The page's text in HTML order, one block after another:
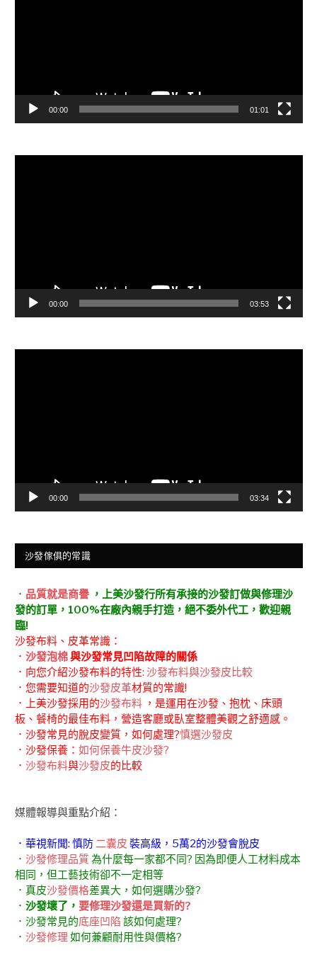
00:00 01:01
00:00 03:53
00:00 03:34
沙發傢俱的常識
． 品質就是商譽 ，上美沙發行所有承接的沙發訂做與修理沙
發的訂單，100%在廠內親手打造，絕不委外代工，歡迎親
臨!
沙發布料、皮革常識：
． 沙發泡棉與沙發常見凹陷故障的關係
．向您介紹沙發布料的特性: 沙發布料與沙發皮比較
．您需要知道的沙發皮革材質的常識!
．上美沙發採用的沙發布料 ，是運用在沙發、抱枕、床頭
板、餐椅的最佳布料，營造客廳或臥室整體美觀之舒適感。
．沙發常見的脫皮變質，如何處理?慎選沙發皮
．沙發保養： 如何保養牛皮沙發?
． 沙發布料與沙發皮的比較
媒體報導與重點介紹：
．華視新聞: 慎防二囊皮 裝高級，5萬2的沙發會脫皮
． 沙發修理品質為什麼每一家都不同? 因為即便人工材料成本
相同，但工藝技術卻不一定相等
．真皮沙發價格差異大，如何選購沙發?
． 沙發壞了， 要修理沙發還是買新的?
．沙發常見的底座凹陷 該如何處理?
． 沙發修理 如何兼顧耐用性與價格?